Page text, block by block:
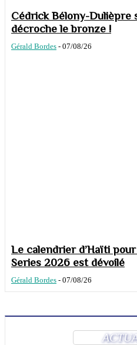
Cédrick Bélony-Dulièpre
décroche le bronze !
Gérald Bordes - 07/08/26
Le calendrier d’Haïti
Series 2026 est dévoilé
Gérald Bordes - 07/08/26